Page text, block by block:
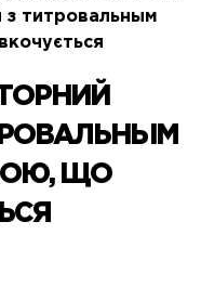
з титровальным
ЩО